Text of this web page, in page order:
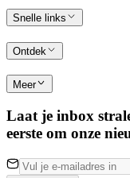
Snelle links
Ontdek
Meer
Laat je inbox
eerste om onze